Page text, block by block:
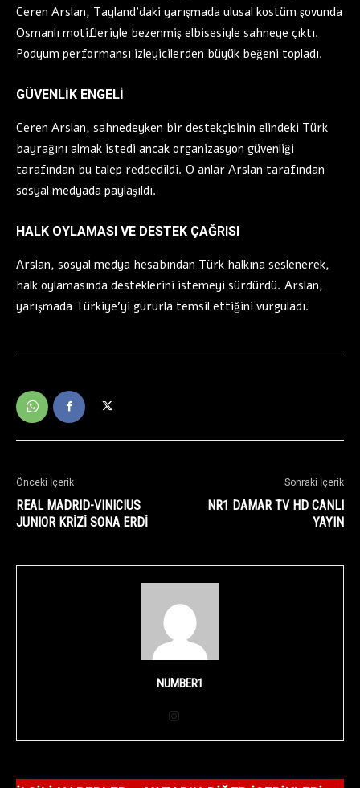
Ceren Arslan, Tayland’daki yarışmada ulusal kostüm şovunda
Osmanlı motifleriyle bezenmiş elbisesiyle sahneye çıktı.
Podyum performansı izleyicilerden büyük beğeni topladı.
GÜVENLIK ENGELI
Ceren Arslan, sahnedeyken bir destekçisinin elindeki Türk
bayrağını almak istedi ancak organizasyon güvenliği
tarafından bu talep reddedildi. O anlar Arslan tarafından
sosyal medyada paylaşıldı.
HALK OYLAMASI VE DESTEK ÇAĞRISI
Arslan, sosyal medya hesabından Türk halkına seslenerek,
halk oylamasında desteklerini istemeyi sürdürdü. Arslan,
yarışmada Türkiye’yi gururla temsil ettiğini vurguladı.
Önceki İçerik
REAL MADRID-VINICIUS
JUNIOR KRİZİ SONA ERDİ
Sonraki İçerik
NR1 DAMAR TV HD CANLI
YAYIN
NUMBER1